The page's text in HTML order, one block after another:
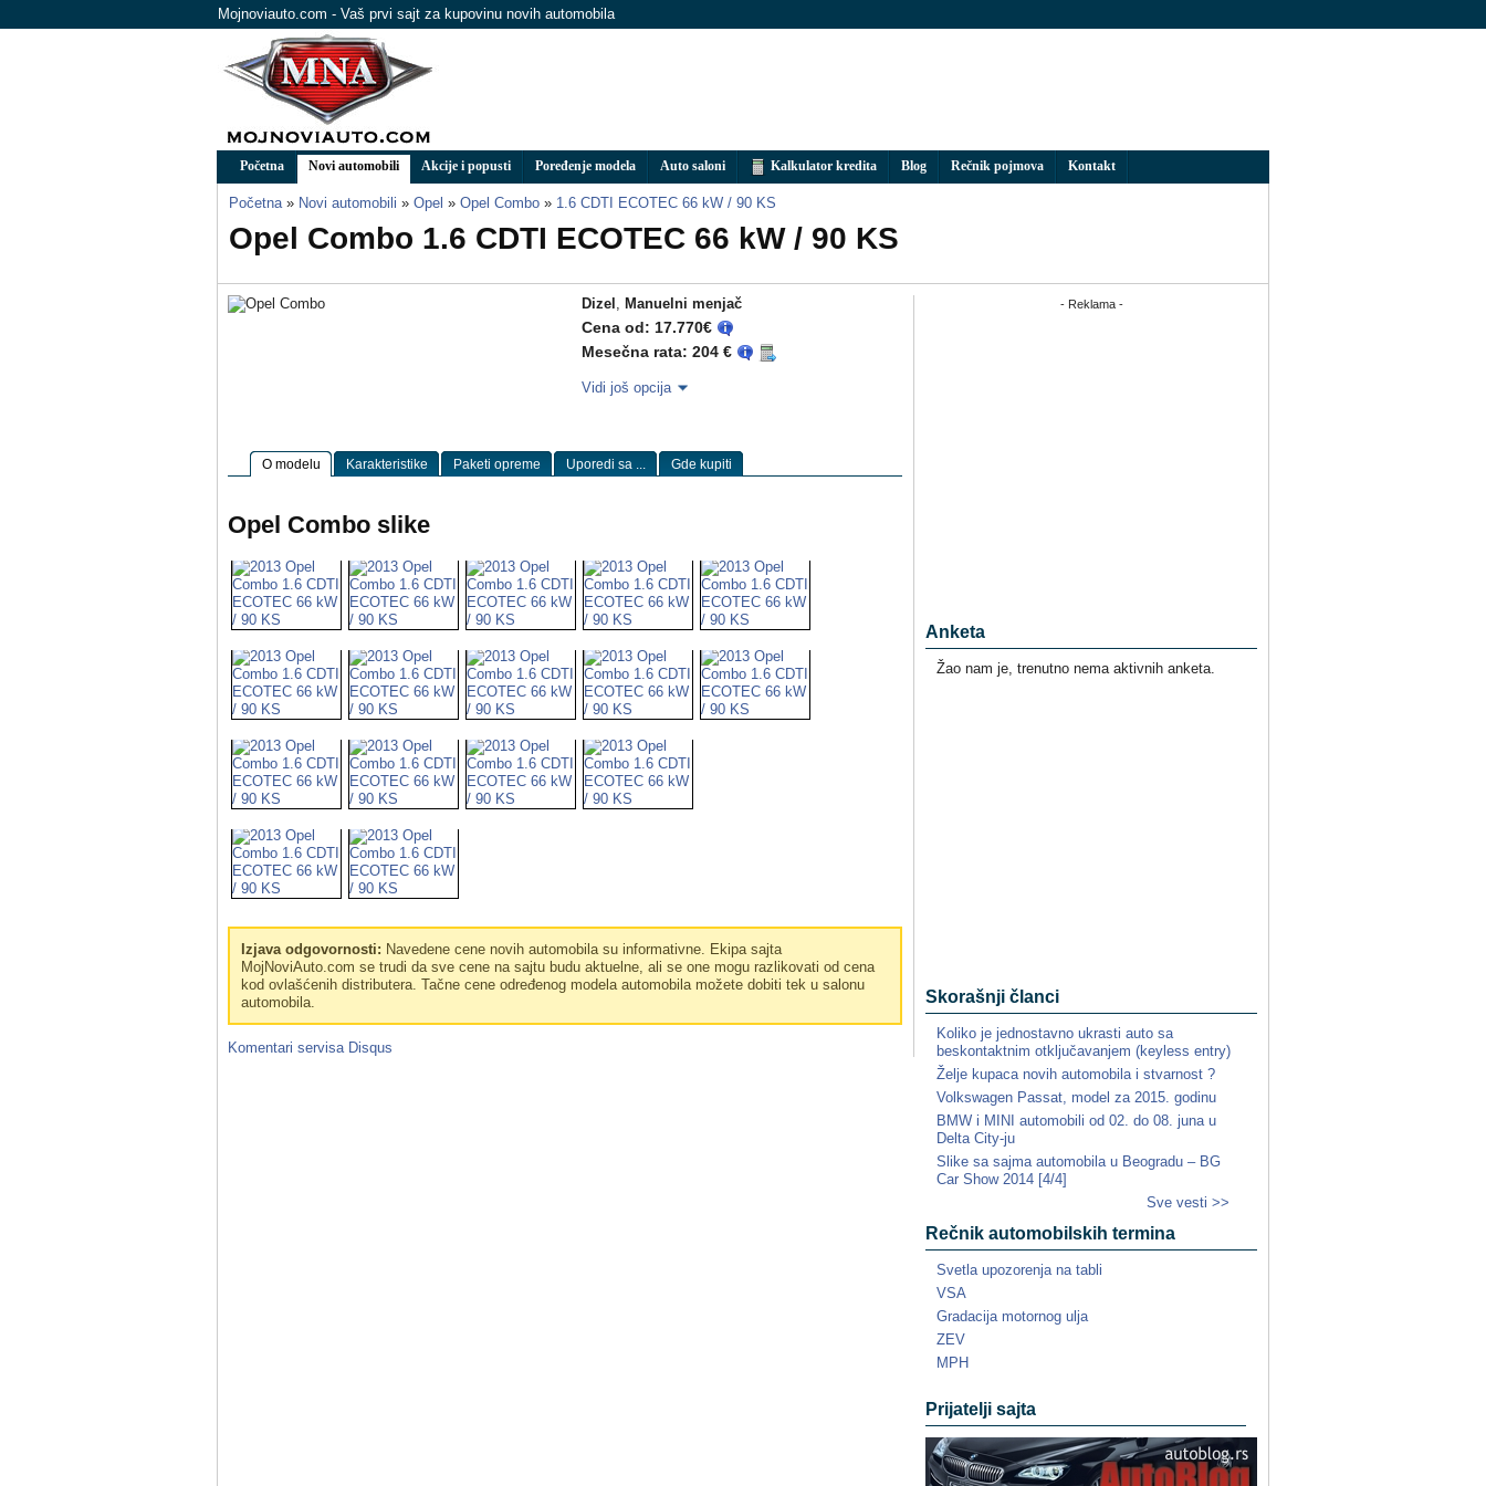
Mojnoviauto.com - Vaš prvi sajt za kupovinu novih automobila
Početna Novi automobili Akcije i popusti Poređenje modela Auto saloni Kalkulator kredita Blog Rečnik pojmova Kontakt
Početna » Novi automobili » Opel » Opel Combo » 1.6 CDTI ECOTEC 66 kW / 90 KS
Opel Combo 1.6 CDTI ECOTEC 66 kW / 90 KS
Dizel , Manuelni menjač
Cena od: 17.770€
Mesečna rata: 204 €
Vidi još opcija
O modelu Karakteristike Paketi opreme Uporedi sa ... Gde kupiti
Opel Combo slike
Izjava odgovornosti: Navedene cene novih automobila su informativne. Ekipa sajta
MojNoviAuto.com se trudi da sve cene na sajtu budu aktuelne, ali se one mogu razlikovati od cena
kod ovlašćenih distributera. Tačne cene određenog modela automobila možete dobiti tek u salonu
automobila.
Komentari servisa Disqus
- Reklama -
Anketa
Žao nam je, trenutno nema aktivnih anketa.
Skorašnji članci
Koliko je jednostavno ukrasti auto sa
beskontaktnim otključavanjem (keyless entry)
Želje kupaca novih automobila i stvarnost ?
Volkswagen Passat, model za 2015. godinu
BMW i MINI automobili od 02. do 08. juna u
Delta City-ju
Slike sa sajma automobila u Beogradu – BG
Car Show 2014 [4/4]
Sve vesti >>
Rečnik automobilskih termina
Svetla upozorenja na tabli
VSA
Gradacija motornog ulja
ZEV
MPH
Prijatelji sajta